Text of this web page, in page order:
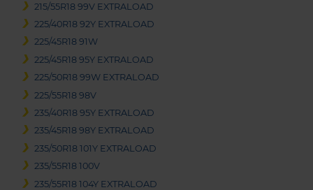
215/55R18 99V EXTRALOAD
225/40R18 92Y EXTRALOAD
225/45R18 91W
225/45R18 95Y EXTRALOAD
225/50R18 99W EXTRALOAD
225/55R18 98V
235/40R18 95Y EXTRALOAD
235/45R18 98Y EXTRALOAD
235/50R18 101Y EXTRALOAD
235/55R18 100V
235/55R18 104Y EXTRALOAD